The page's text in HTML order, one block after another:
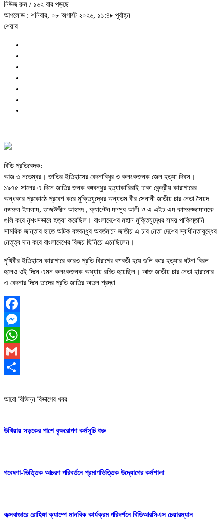
নিউজ রুম / ১৬২ বার পড়ছে
আপলোড : শনিবার, ০৮ অগাস্ট ২০২৬, ১১:৪৮ পূর্বাহ্ন
শেয়ার
বিডি প্রতিবেদক:
আজ ৩ নভেম্বর। জাতির ইতিহাসের বেদনাবিধুর ও কলংকজনক জেল হত্যা দিবস।
১৯৭৫ সালের এ দিনে জাতির জনক বঙ্গবন্ধুর হত্যাকারিরাই ঢাকা কেন্দ্রীয় কারাগারের
অন্ধকার প্রকোষ্ঠে প্রবেশ করে মুক্তিযুদ্ধের অন্যতম বীর সেনানী জাতীয় চার নেতা সৈয়দ
নজরুল ইসলাম, তাজউদ্দীন আহমদ , ক্যাপ্টেন মনসুর আলী ও এ এইচ এম কামরুজ্জামানকে
গুলি করে নৃশংসভাবে হত্যা করেছিল। বাংলাদেশের মহান মুক্তিযুদ্ধের সময় পাকিস্তানি
সামরিক জান্তার হাতে আটক বঙ্গবন্ধুর অবর্তমানে জাতীয় এ চার নেতা দেশের স্বাধীনতাযুদ্ধের
নেতৃত্ব দান করে বাংলাদেশের বিজয় ছিনিয়ে এনেছিলেন।
পৃথিবীর ইতিহাসে কারাগারে কারও প্রতি বিরাগের বশবর্তী হয়ে গুলি করে হত্যার ঘটনা বিরল
হলেও ওই দিনে এমন কলংকজনক অধ্যায় রচিত হয়েছিল। আজ জাতীয় চার নেতা হারানোর
এ বেদনার দিনে তাদের প্রতি জাতির অতল শ্রদ্ধা
Facebook
Messenger
WhatsApp
Gmail
আরো বিভিন্ন বিভাগের খবর
উখিয়ায় সড়কের পাশে বৃক্ষরোপণ কর্মসূচি শুরু
গবেষণা-ভিত্তিক আচরণ পরিবর্তনে প্রমাণভিত্তিক উদ্যোগের কর্মশালা
কক্সবাজারে রোহিঙ্গা ক্যাম্পে মানবিক কার্যক্রম পরিদর্শনে বিডিআরসিএস চেয়ারম্যান